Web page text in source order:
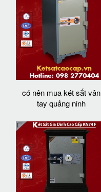
có nên mua két sắt vân
tay quảng ninh